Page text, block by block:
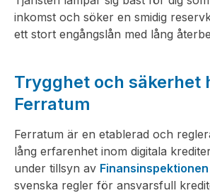
inkomst och söker en smidig
ett stort engångslån med lång
Trygghet och säkerhet
Ferratum
Ferratum är en etablerad och
lång erfarenhet inom digitala
under tillsyn av Finansinspektionen
svenska regler för ansvarsfull